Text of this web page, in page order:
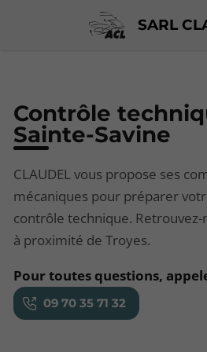
SARL
Contrôle
Sainte-Savine
CLAUDEL vous propose ses
mécaniques pour préparer
contrôle technique. Retrouvez-
à proximité de Troyes.
Pour toutes questions,
09 70 35 71 32